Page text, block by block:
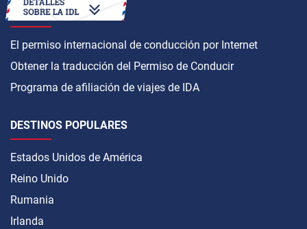
CÓMO OBTENER
El permiso internacional de conducción por Internet
Obtener la traducción del Permiso de Conducir
Programa de afiliación de viajes de IDA
DESTINOS POPULARES
Estados Unidos de América
Reino Unido
Rumania
Irlanda